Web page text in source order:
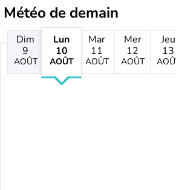
Météo de demain
Dim
9
AOÛT
Lun
10
AOÛT
Mar
11
AOÛT
Mer
12
AOÛT
Jeu
13